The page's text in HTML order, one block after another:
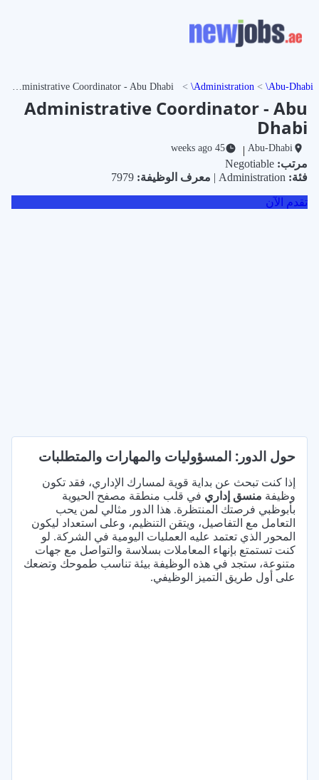
Abu-Dhabi
Administration
Administrative Coordinator - Abu
Dhabi
Abu-Dhabi
|
45 weeks ago
مرتب:
فئة:
معرف الوظيفة:
تقدم الآن
حول الدور: المسؤوليات والمهارات والمتطلبات
إذا كنت تبحث عن بداية قوية لمسارك الإداري، فقد تكون
وظيفة منسق إداري في قلب منطقة مصفح الحيوية
بأبوظبي فرصتك المنتظرة. هذا الدور مثالي لمن يحب
التعامل مع التفاصيل، ويتقن التنظيم، وعلى استعداد ليكون
المحور الذي تعتمد عليه العمليات اليومية في الشركة. لو
كنت تستمتع بإنهاء المعاملات بسلاسة والتواصل مع جهات
متنوعة، ستجد في هذه الوظيفة بيئة تناسب طموحك وتضعك
على أول طريق التميز الوظيفي.